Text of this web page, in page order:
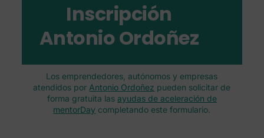
Inscripción
Antonio Ordoñez
Los emprendedores, autónomos y empresas
atendidos por Antonio Ordoñez pueden solicitar de
forma gratuita las ayudas de aceleración de
mentorDay completando este formulario.